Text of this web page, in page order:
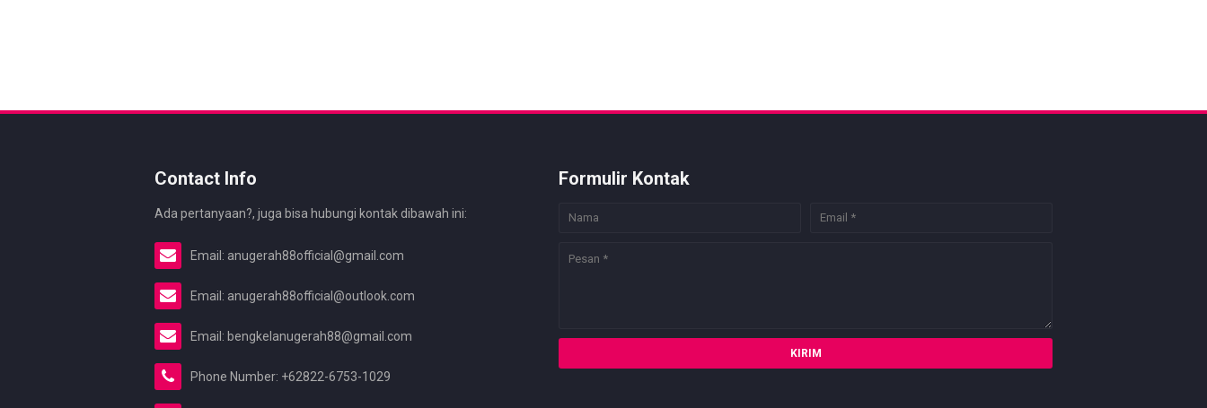
Contact Info
Ada pertanyaan?, juga bisa hubungi kontak dibawah ini:
Email: anugerah88official@gmail.com
Email: anugerah88official@outlook.com
Email: bengkelanugerah88@gmail.com
Phone Number: +62822-6753-1029
Formulir Kontak